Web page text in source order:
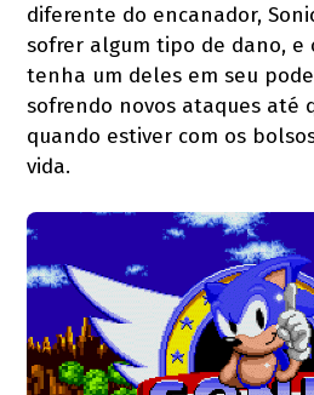
diferente do encanador,
sofrer algum tipo de dano,
tenha um deles em seu
sofrendo novos ataques até
quando estiver com os
vida.